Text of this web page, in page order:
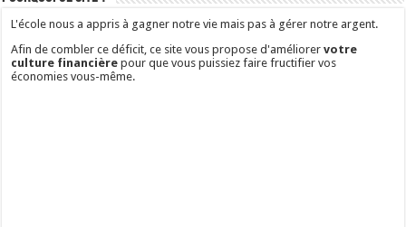
L'école nous a appris à gagner notre vie mais pas à gérer notre argent.
Afin de combler ce déficit, ce site vous propose d'améliorervotre
culture financière pour que vous puissiez faire fructifier vos
économies vous-même.